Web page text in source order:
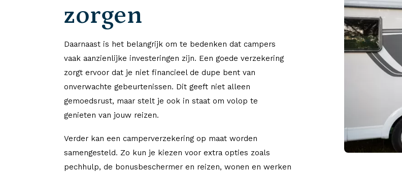
zorgen
Daarnaast is het belangrijk om te bedenken dat campers
vaak aanzienlijke investeringen zijn. Een goede verzekering
zorgt ervoor dat je niet financieel de dupe bent van
onverwachte gebeurtenissen. Dit geeft niet alleen
gemoedsrust, maar stelt je ook in staat om volop te
genieten van jouw reizen.
Verder kan een camperverzekering op maat worden
samengesteld. Zo kun je kiezen voor extra opties zoals
pechhulp, de bonusbeschermer en reizen, wonen en werken